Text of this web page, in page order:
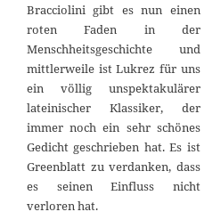
Bracciolini gibt es nun einen
roten Faden in der
Menschheitsgeschichte und
mittlerweile ist Lukrez für uns
ein völlig unspektakulärer
lateinischer Klassiker, der
immer noch ein sehr schönes
Gedicht geschrieben hat. Es ist
Greenblatt zu verdanken, dass
es seinen Einfluss nicht
verloren hat.